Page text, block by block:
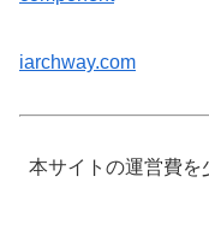
iarchway.com
本サイトの運営費を